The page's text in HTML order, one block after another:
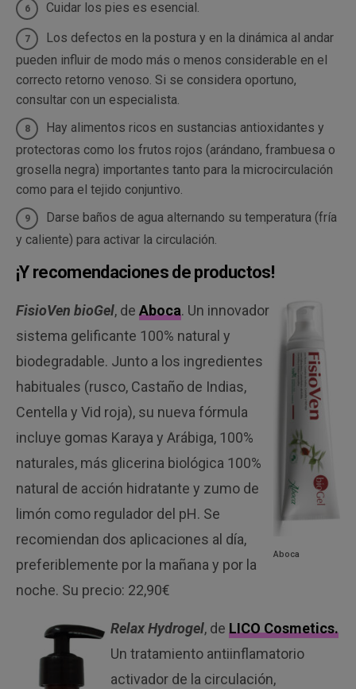
Cuidar los pies es esencial.
Los defectos en la postura y en la dinámica al andar
pueden influir de modo más o menos considerable en el
correcto retorno venoso. Si se considera oportuno,
consultar con un especialista.
Hay alimentos ricos en sustancias antioxidantes y
protectoras como los frutos rojos (arándano, frambuesa o
grosella negra) importantes tanto para la microcirculación
como para el tejido conjuntivo.
Darse baños de agua alternando su temperatura (fría
y caliente) para activar la circulación.
¡Y recomendaciones de productos!
Aboca
FisioVen bioGel, deAboca. Un innovador
sistema gelificante 100% natural y
biodegradable. Junto a los ingredientes
habituales (rusco, Castaño de Indias,
Centella y Vid roja), su nueva fórmula
incluye gomas Karaya y Arábiga, 100%
naturales, más glicerina biológica 100%
natural de acción hidratante y zumo de
limón como regulador del pH. Se
recomiendan dos aplicaciones al día,
preferiblemente por la mañana y por la
noche. Su precio: 22,90€
Relax Hydrogel, deLICO Cosmetics.
Un tratamiento antiinflamatorio
activador de la circulación,